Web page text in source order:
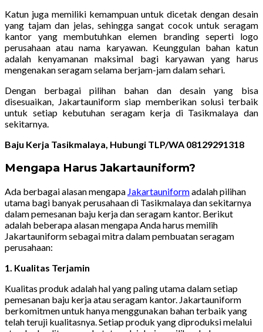
Katun juga memiliki kemampuan untuk dicetak dengan desain
yang tajam dan jelas, sehingga sangat cocok untuk seragam
kantor yang membutuhkan elemen branding seperti logo
perusahaan atau nama karyawan. Keunggulan bahan katun
adalah kenyamanan maksimal bagi karyawan yang harus
mengenakan seragam selama berjam-jam dalam sehari.
Dengan berbagai pilihan bahan dan desain yang bisa
disesuaikan, Jakartauniform siap memberikan solusi terbaik
untuk setiap kebutuhan seragam kerja di Tasikmalaya dan
sekitarnya.
Baju Kerja Tasikmalaya, Hubungi TLP/WA 08129291318
Mengapa Harus Jakartauniform?
Ada berbagai alasan mengapa Jakartauniformadalah pilihan
utama bagi banyak perusahaan di Tasikmalaya dan sekitarnya
dalam pemesanan baju kerja dan seragam kantor. Berikut
adalah beberapa alasan mengapa Anda harus memilih
Jakartauniform sebagai mitra dalam pembuatan seragam
perusahaan:
1. Kualitas Terjamin
Kualitas produk adalah hal yang paling utama dalam setiap
pemesanan baju kerja atau seragam kantor. Jakartauniform
berkomitmen untuk hanya menggunakan bahan terbaik yang
telah teruji kualitasnya. Setiap produk yang diproduksi melalui